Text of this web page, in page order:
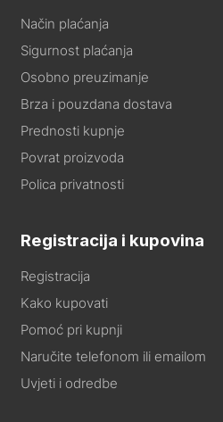
Način plaćanja
Sigurnost plaćanja
Osobno preuzimanje
Brza i pouzdana dostava
Prednosti kupnje
Povrat proizvoda
Polica privatnosti
Registracija i kupovina
Registracija
Kako kupovati
Pomoć pri kupnji
Naručite telefonom ili emailom
Uvjeti i odredbe